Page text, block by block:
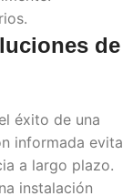
de
éxito de una
informada evita
a largo plazo.
instalación